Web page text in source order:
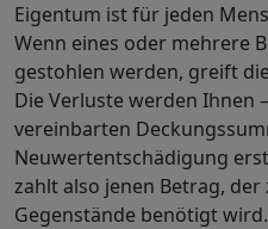
Eigentum ist für jeden
Wenn eines oder mehrere
gestohlen werden, greift
Die Verluste werden Ihnen
vereinbarten
Neuwertentschädigung
zahlt also jenen Betrag,
Gegenstände benötigt wird.